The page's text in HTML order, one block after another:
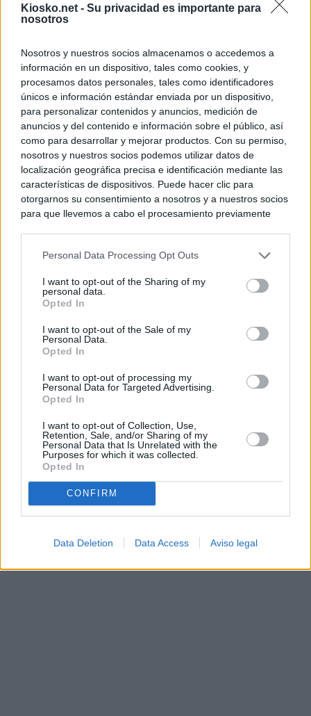
Kiosko.net - Su privacidad es importante para
nosotros
Nosotros y nuestros socios almacenamos o accedemos a
información en un dispositivo, tales como cookies, y
procesamos datos personales, tales como identificadores
únicos e información estándar enviada por un dispositivo,
para personalizar contenidos y anuncios, medición de
anuncios y del contenido e información sobre el público, así
como para desarrollar y mejorar productos. Con su permiso,
nosotros y nuestros socios podemos utilizar datos de
localización geográfica precisa e identificación mediante las
características de dispositivos. Puede hacer clic para
otorgarnos su consentimiento a nosotros y a nuestros socios
para que llevemos a cabo el procesamiento previamente
negar su consentimiento. Tenga en cuenta que algún
de su consentimiento, pero usted tiene el derecho de
rechazar tal procesamiento. Sus preferencias se aplicarán
cualquier momento entrando de nuevo en este sitio web o
visitando nuestra política de privacidad.
Personal Data Processing Opt Outs
I want to opt-out of the Sharing of my
personal data.
Opted In
I want to opt-out of the Sale of my
Personal Data.
Opted In
I want to opt-out of processing my
Personal Data for Targeted Advertising.
Opted In
I want to opt-out of Collection, Use,
Retention, Sale, and/or Sharing of my
Personal Data that Is Unrelated with the
Purposes for which it was collected.
Opted In
CONFIRM
Data Deletion Data Access Aviso legal